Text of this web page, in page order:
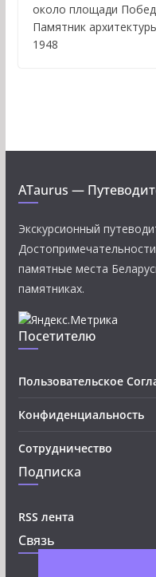
около площади
Памятник
1948
ATaurus —
Экскурсионный
памятные места
памятниках.
Посетителю
Пользовательское
Конфиденциальность
Сотрудничество
Подписка
RSS лента
Связь